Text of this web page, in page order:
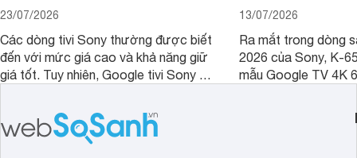
23/07/2026
Các dòng tivi Sony thường được biết
đến với mức giá cao và khả năng giữ
giá tốt. Tuy nhiên, Google tivi Sony 55
hợp đáng chú ý khi có mức giá dễ
tiếp cận hơn dù mới ra mắt trong năm
13/07/2026
Ra mắt trong dòng
2026 của Sony, K-
mẫu Google TV 4K
tảng Google TV
nghệ hỗ trợ nâng